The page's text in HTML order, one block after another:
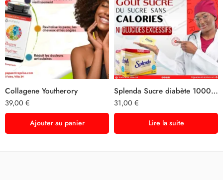
Collagene Youtherory
39,00 €
Ajouter au panier
Splenda Sucre diabète 1000 sachets
31,00 €
Lire la suite